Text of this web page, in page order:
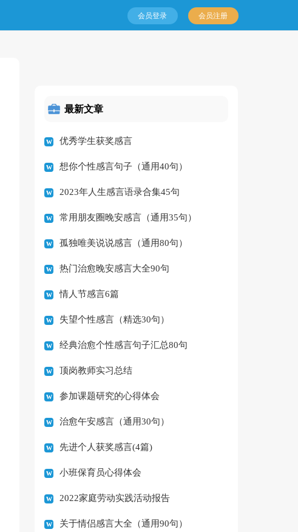
会员登录 会员注册
最新文章
优秀学生获奖感言
想你个性感言句子（通用40句）
2023年人生感言语录合集45句
常用朋友圈晚安感言（通用35句）
孤独唯美说说感言（通用80句）
热门治愈晚安感言大全90句
情人节感言6篇
失望个性感言（精选30句）
经典治愈个性感言句子汇总80句
顶岗教师实习总结
参加课题研究的心得体会
治愈午安感言（通用30句）
先进个人获奖感言(4篇)
小班保育员心得体会
2022家庭劳动实践活动报告
关于情侣感言大全（通用90句）